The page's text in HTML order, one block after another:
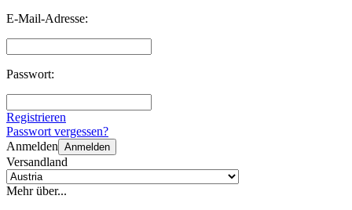
E-Mail-Adresse:
Passwort:
Registrieren
Passwort vergessen?
Anmelden Anmelden
Versandland
Mehr über...